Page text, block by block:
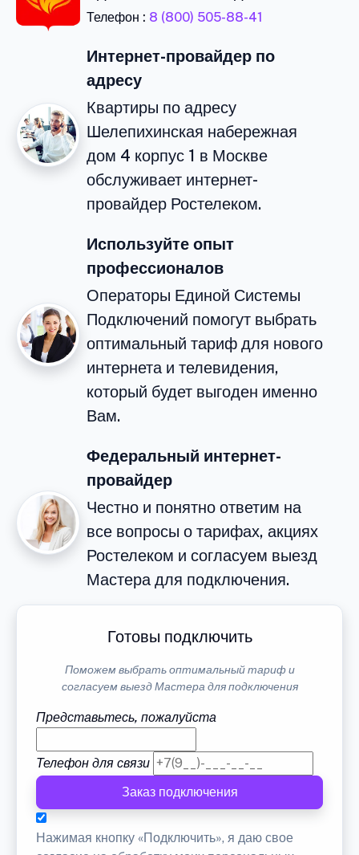
Телефон : 8 (800) 505-88-41
Интернет-провайдер по
адресу
Квартиры по адресу
Шелепихинская набережная
дом 4 корпус 1 в Москве
обслуживает интернет-
провайдер Ростелеком.
Используйте опыт
профессионалов
Операторы Единой Системы
Подключений помогут выбрать
оптимальный тариф для нового
интернета и телевидения,
который будет выгоден именно
Вам.
Федеральный интернет-
провайдер
Честно и понятно ответим на
все вопросы о тарифах, акциях
Ростелеком и согласуем выезд
Мастера для подключения.
Готовы подключить
Поможем выбрать оптимальный тариф и
согласуем выезд Мастера для подключения
Представьтесь, пожалуйста
Телефон для связи
Заказ подключения
Нажимая кнопку «Подключить», я даю свое